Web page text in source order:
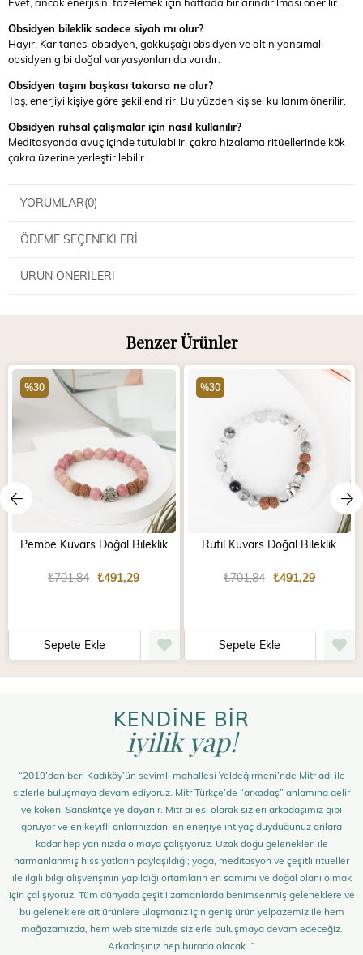
Obsidyen bileklik sadece siyah mı olur?
Hayır. Kar tanesi obsidyen, gökkuşağı obsidyen ve altın yansımalı
obsidyen gibi doğal varyasyonları da vardır.
Obsidyen taşını başkası takarsa ne olur?
Taş, enerjiyi kişiye göre şekillendirir. Bu yüzden kişisel kullanım önerilir.
Obsidyen ruhsal çalışmalar için nasıl kullanılır?
Meditasyonda avuç içinde tutulabilir, çakra hizalama ritüellerinde kök
çakra üzerine yerleştirilebilir.
YORUMLAR(0)
ÖDEME SEÇENEKLERI
ÜRÜN ÖNERILERI
Benzer Ürünler
Pembe Kuvars Doğal Bileklik
₺491,29
₺701,84
Sepete Ekle
%30
Rutil Kuvars Doğal Bileklik
₺491,29
₺701,84
Sepete Ekle
%30
KENDİNE BİR
iyilik yap!
“2019’dan beri Kadıköy’ün sevimli mahallesi Yeldeğirmeni’nde Mitr adı ile
sizlerle buluşmaya devam ediyoruz. Mitr Türkçe’de “arkadaş” anlamına gelir
ve kökeni Sanskritçe’ye dayanır. Mitr ailesi olarak sizleri arkadaşımız gibi
görüyor ve en keyifli anlarınızdan, en enerjiye ihtiyaç duyduğunuz anlara
kadar hep yanınızda olmaya çalışıyoruz. Uzak doğu gelenekleri ile
harmanlanmış hissiyatların paylaşıldığı; yoga, meditasyon ve çeşitli ritüeller
ile ilgili bilgi alışverişinin yapıldığı ortamların en samimi ve doğal olanı olmak
için çalışıyoruz. Tüm dünyada çeşitli zamanlarda benimsenmiş geleneklere ve
bu geleneklere ait ürünlere ulaşmanız için geniş ürün yelpazemiz ile hem
mağazamızda, hem web sitemizde sizlerle buluşmaya devam edeceğiz.
Arkadaşınız hep burada olacak…”